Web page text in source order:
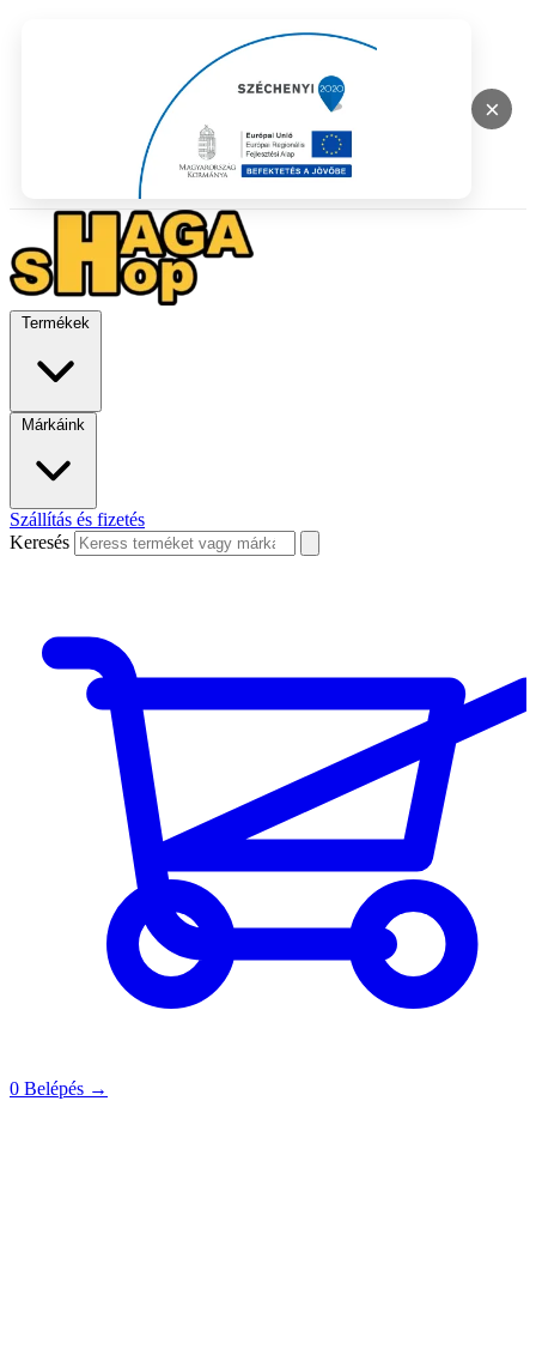
×
Termékek
Márkáink
Szállítás és fizetés
Keresés
0 Belépés →